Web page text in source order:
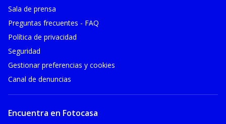
Sala de prensa
Preguntas frecuentes - FAQ
Política de privacidad
Seguridad
Gestionar preferencias y cookies
Canal de denuncias
Encuentra en Fotocasa